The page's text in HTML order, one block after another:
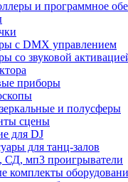
и программное
с DMX управлением
со звуковой
приборы
и полусферы
сцены
для DJ
для танц-залов
СД, мп3 проигрыватели
комплекты